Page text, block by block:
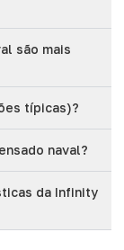
são mais
típicas)?
naval?
da Infinity